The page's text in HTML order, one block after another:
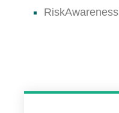
RiskAwareness